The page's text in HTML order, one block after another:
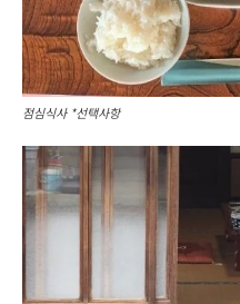
점심식사 *선택사항